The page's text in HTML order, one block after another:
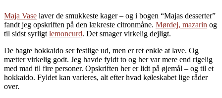
Maja Vase laver de smukkeste kager – og i bogen “Majas desserter”
fandt jeg opskriften på den lækreste citronmåne. Mørdej, mazarin og
til sidst syrligt lemoncurd. Det smager virkelig dejligt.
De bagte hokkaido ser festlige ud, men er ret enkle at lave. Og
mætter virkelig godt. Jeg havde fyldt to og her var mere end rigelig
med mad til fire personer. Opskriften her er lidt på øjemål – og til et
hokkaido. Fyldet kan varieres, alt efter hvad køleskabet lige råder
over.